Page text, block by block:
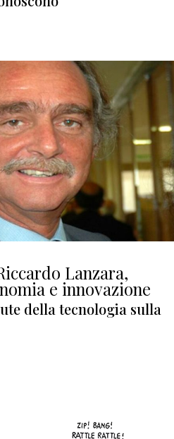
Lanzara,
e innovazione
della tecnologia sulla